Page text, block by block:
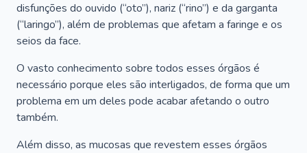
disfunções do ouvido (“oto”), nariz (“rino”) e da garganta
(“laringo”), além de problemas que afetam a faringe e os
seios da face.
O vasto conhecimento sobre todos esses órgãos é
necessário porque eles são interligados, de forma que um
problema em um deles pode acabar afetando o outro
também.
Além disso, as mucosas que revestem esses órgãos